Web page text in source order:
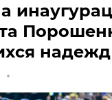
надежд